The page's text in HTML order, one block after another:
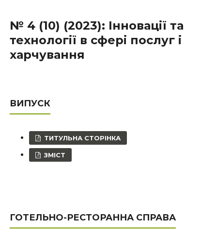
№ 4 (10) (2023): Інновації та
технології в сфері послуг і
харчування
ВИПУСК
ТИТУЛЬНА СТОРІНКА
ЗМІСТ
ГОТЕЛЬНО-РЕСТОРАННА СПРАВА